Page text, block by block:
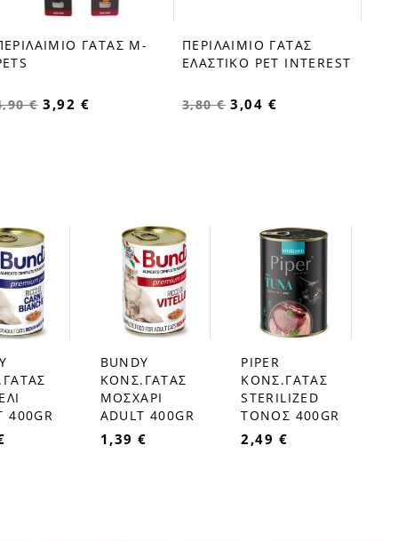
favorite_border
ΓΑΤΑΣ Μ-
€ 3,92 €
favorite_border
ΠΕΡΙΛΑΙΜΙΟ ΓΑΤΑΣ
ΕΛΑΣΤΙΚΟ PET INTEREST
3,80 € 3,04 €
400GR
favorite_border
BUNDY
ΚΟΝΣ.ΓΑΤΑΣ
ΜΟΣΧΑΡΙ
ADULT 400GR
1,39 €
favorite_border
PIPER
ΚΟΝΣ.ΓΑΤΑΣ
STERILIZED
ΤΟΝΟΣ 400GR
2,49 €